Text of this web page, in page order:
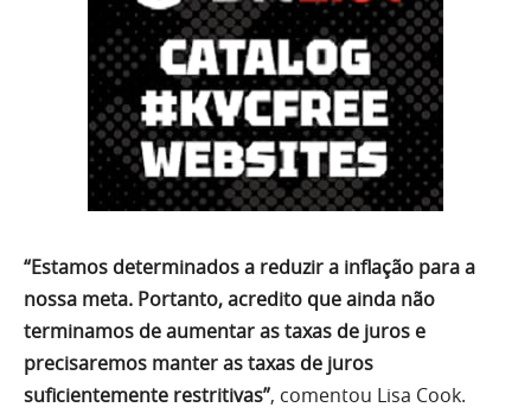
“Estamos determinados a reduzir a inflação para a
nossa meta. Portanto, acredito que ainda não
terminamos de aumentar as taxas de juros e
precisaremos manter as taxas de juros
suficientemente restritivas”, comentou Lisa Cook.